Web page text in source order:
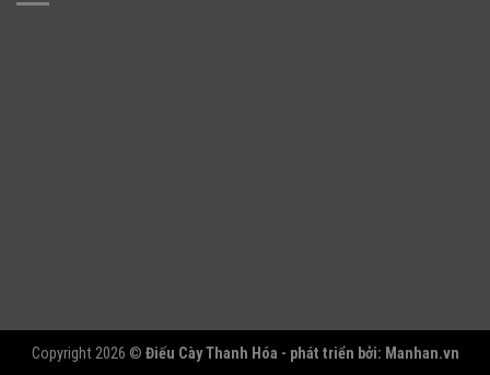
Copyright 2026 © Điếu Cày Thanh Hóa - phát triển bởi: Manhan.vn